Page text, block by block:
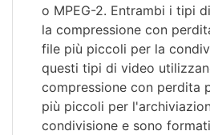
o MPEG-2. Entrambi i tipi
la compressione con
file più piccoli per la
questi tipi di video
compressione con perdita
più piccoli per
condivisione e sono